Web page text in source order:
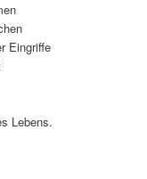
Eingriffe
Lebens.